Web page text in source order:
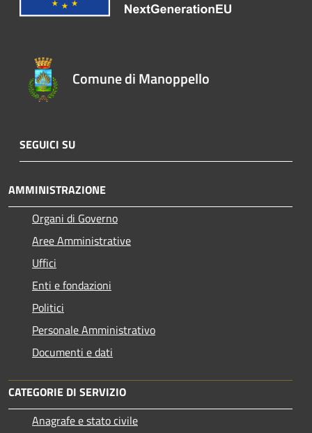
Comune di Manoppello
SEGUICI SU
AMMINISTRAZIONE
Organi di Governo
Aree Amministrative
Uffici
Enti e fondazioni
Politici
Personale Amministrativo
Documenti e dati
CATEGORIE DI SERVIZIO
Anagrafe e stato civile